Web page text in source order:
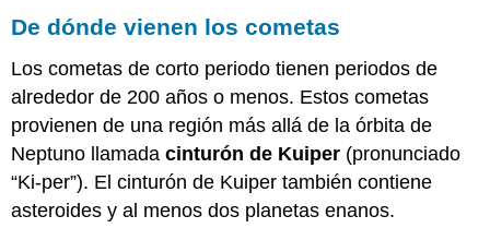
De dónde vienen los cometas
Los cometas de corto periodo tienen periodos de
alrededor de 200 años o menos. Estos cometas
provienen de una región más allá de la órbita de
Neptuno llamadacinturón de Kuiper (pronunciado
“Ki-per”). El cinturón de Kuiper también contiene
asteroides y al menos dos planetas enanos.